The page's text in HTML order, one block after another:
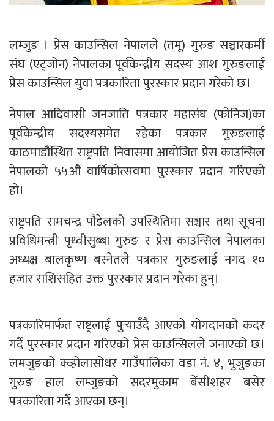
लम्जुङ । प्रेस काउन्सिल नेपालले (तमू) गुरुङ सञ्चारकर्मी
संघ (एट्जोन) नेपालका पूर्वकेन्द्रीय सदस्य आश गुरुङलाई
प्रेस काउन्सिल युवा पत्रकारिता पुरस्कार प्रदान गरेको छ।
नेपाल आदिवासी जनजाति पत्रकार महासंघ (फोनिज)का
पूर्वकेन्द्रीय सदस्यसमेत रहेका पत्रकार गुरुङलाई
काठमाडौंस्थित राष्ट्रपति निवासमा आयोजित प्रेस काउन्सिल
नेपालको ५५औं वार्षिकोत्सवमा पुरस्कार प्रदान गरिएको
हो।
राष्ट्रपति रामचन्द्र पौडेलको उपस्थितिमा सञ्चार तथा सूचना
प्रविधिमन्त्री पृथ्वीसुब्बा गुरुङ र प्रेस काउन्सिल नेपालका
अध्यक्ष बालकृष्ण बस्नेतले पत्रकार गुरुङलाई नगद १०
हजार राशिसहित उक्त पुरस्कार प्रदान गरेका हुन्।
पत्रकारिमार्फत राष्ट्रलाई पुर्‍याउँदै आएको योगदानको कदर
गर्दै पुरस्कार प्रदान गरिएको प्रेस काउन्सिलले जनाएको छ।
लमजुङको क्व्होलासोथर गाउँपालिका वडा नं. ४, भुजुङका
गुरुङ हाल लम्जुङको सदरमुकाम बेंसीशहर बसेर
पत्रकारिता गर्दै आएका छन्।